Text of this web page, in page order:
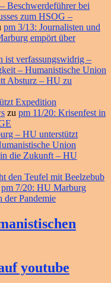
Beschwerdeführer bei
zum HSOG –
pm 3/13: Journalisten und
empört über
ist verfassungswidrig –
– Humanistische Union
Absturz – HU zu
Expedition
zu pm 11/20: Krisenfest in
– HU unterstützt
Union
die Zukunft – HU
den Teufel mit Beelzebub
pm 7/20: HU Marburg
der Pandemie
youtube